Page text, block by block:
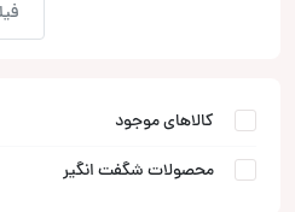
کالاهای موجود
محصولات شگفت انگیر